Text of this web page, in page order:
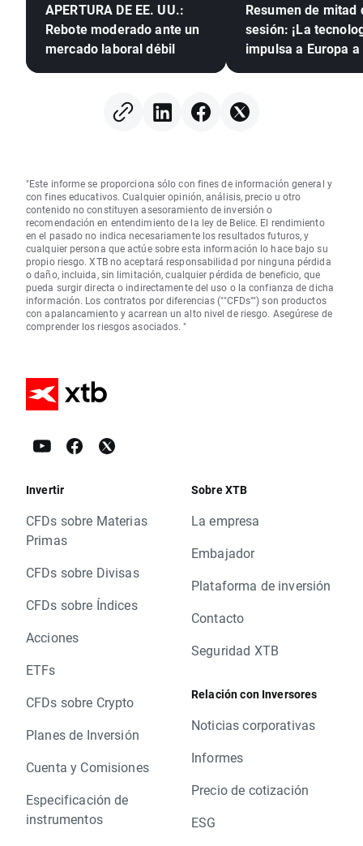
APERTURA DE EE. UU.:
Rebote moderado ante un
mercado laboral débil
Resumen de mitad
sesión: ¡La
impulsa a Europa
"Este informe se proporciona sólo con fines de información general y
con fines educativos. Cualquier opinión, análisis, precio u otro
contenido no constituyen asesoramiento de inversión o
recomendación en entendimiento de la ley de Belice. El rendimiento
en el pasado no indica necesariamente los resultados futuros, y
cualquier persona que actúe sobre esta información lo hace bajo su
propio riesgo. XTB no aceptará responsabilidad por ninguna pérdida
o daño, incluida, sin limitación, cualquier pérdida de beneficio, que
pueda surgir directa o indirectamente del uso o la confianza de dicha
información. Los contratos por diferencias (""CFDs"") son productos
con apalancamiento y acarrean un alto nivel de riesgo. Asegúrese de
comprender los riesgos asociados. "
Invertir
CFDs sobre Materias
Primas
CFDs sobre Divisas
CFDs sobre Índices
Acciones
ETFs
CFDs sobre Crypto
Planes de Inversión
Cuenta y Comisiones
Especificación de
instrumentos
Sobre XTB
La empresa
Embajador
Plataforma de inversión
Contacto
Seguridad XTB
Relación con Inversores
Noticias corporativas
Informes
Precio de cotización
ESG